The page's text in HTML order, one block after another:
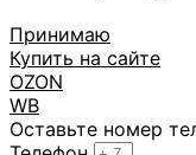
Принимаю
Купить на сайте
OZON
WB
Оставьте номер